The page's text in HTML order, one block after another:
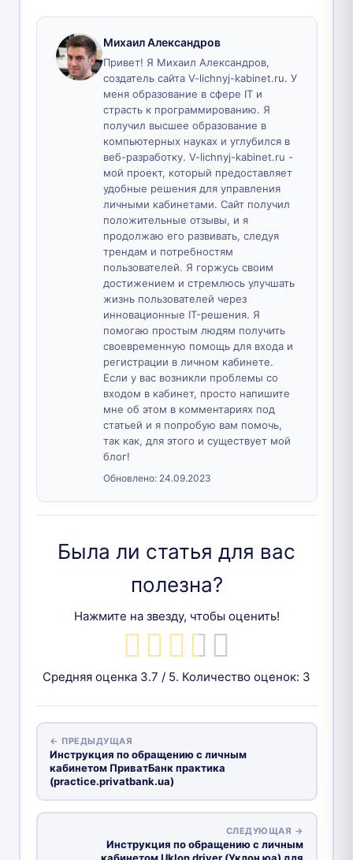
Михаил Александров
Привет! Я Михаил Александров,
создатель сайта V-lichnyj-kabinet.ru. У
меня образование в сфере IT и
страсть к программированию. Я
получил высшее образование в
компьютерных науках и углубился в
веб-разработку. V-lichnyj-kabinet.ru -
мой проект, который предоставляет
удобные решения для управления
личными кабинетами. Сайт получил
положительные отзывы, и я
продолжаю его развивать, следуя
трендам и потребностям
пользователей. Я горжусь своим
достижением и стремлюсь улучшать
жизнь пользователей через
инновационные IT-решения. Я
помогаю простым людям получить
своевременную помощь для входа и
регистрации в личном кабинете.
Если у вас возникли проблемы со
входом в кабинет, просто напишите
мне об этом в комментариях под
статьей и я попробую вам помочь,
так как, для этого и существует мой
блог!
Обновлено: 24.09.2023
Была ли статья для вас
полезна?
Нажмите на звезду, чтобы оценить!
Средняя оценка 3.7 / 5. Количество оценок: 3
← ПРЕДЫДУЩАЯ
Инструкция по обращению с личным
кабинетом ПриватБанк практика
(practice.privatbank.ua)
СЛЕДУЮЩАЯ →
Инструкция по обращению с личным